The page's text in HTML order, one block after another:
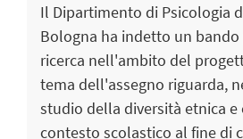
Il Dipartimento di Psicologia
Bologna ha indetto un bando
ricerca nell'ambito del
tema dell'assegno riguarda,
studio della diversità etnica
contesto scolastico al fine di